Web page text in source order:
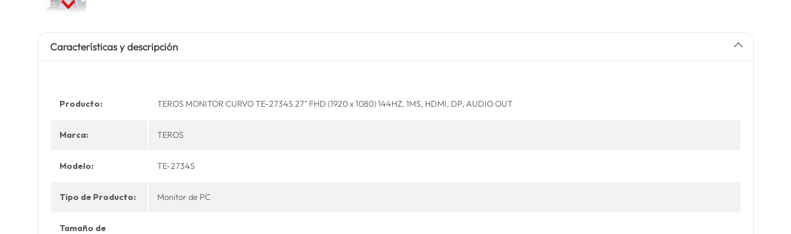
Características y descripción
Producto: TEROS MONITOR CURVO TE-2734S 27" FHD (1920 x 1080) 144HZ, 1MS, HDMI, DP, AUDIO OUT
Marca: TEROS
Modelo: TE-2734S
Tipo de Producto: Monitor de PC
Tamaño de